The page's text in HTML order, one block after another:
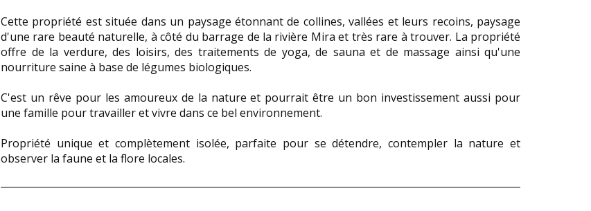
Cette propriété est située dans un paysage étonnant de collines, vallées et leurs recoins, paysage
d'une rare beauté naturelle, à côté du barrage de la rivière Mira et très rare à trouver. La propriété
offre de la verdure, des loisirs, des traitements de yoga, de sauna et de massage ainsi qu'une
nourriture saine à base de légumes biologiques.
C'est un rêve pour les amoureux de la nature et pourrait être un bon investissement aussi pour
une famille pour travailler et vivre dans ce bel environnement.
Propriété unique et complètement isolée, parfaite pour se détendre, contempler la nature et
observer la faune et la flore locales.